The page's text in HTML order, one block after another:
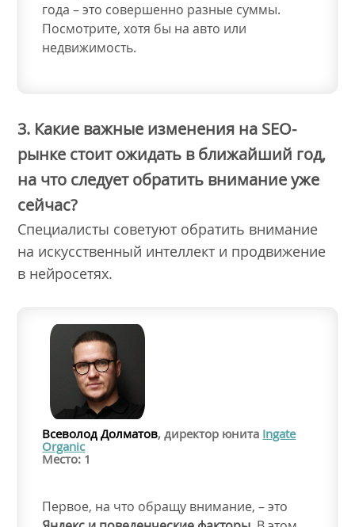
года – это совершенно разные суммы.
Посмотрите, хотя бы на авто или
недвижимость.
3. Какие важные изменения на SEO-
рынке стоит ожидать в ближайший год,
на что следует обратить внимание уже
сейчас?
Специалисты советуют обратить внимание
на искусственный интеллект и продвижение
в нейросетях.
Всеволод Долматов, директор юнита Ingate
Organic
Место: 1
Первое, на что обращу внимание, – это